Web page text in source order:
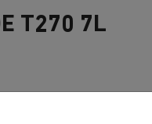
T270 7L